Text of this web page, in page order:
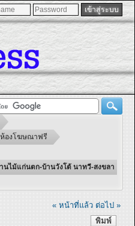
ห้องโฆษณาฟรี
นไม้แก่นตก-บ้านวังโต้ นาทวี-สงขลา
« หน้าที่แล้ว ต่อไป »
พิมพ์